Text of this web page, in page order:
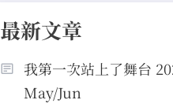
最新文章
我第一次站上了舞台
May/Jun